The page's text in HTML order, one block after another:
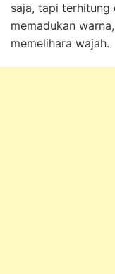
saja, tapi terhitung
memadukan
memelihara wajah.